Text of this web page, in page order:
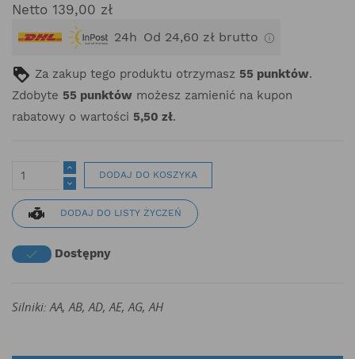
Netto 139,00 zł
24h Od 24,60 zł brutto
Za zakup tego produktu otrzymasz 55 punktów.
Zdobyte 55 punktów możesz zamienić na kupon
rabatowy o wartości 5,50 zł.
DODAJ DO KOSZYKA
DODAJ DO LISTY ŻYCZEŃ
 Dostępny
Silniki: AA, AB, AD, AE, AG, AH